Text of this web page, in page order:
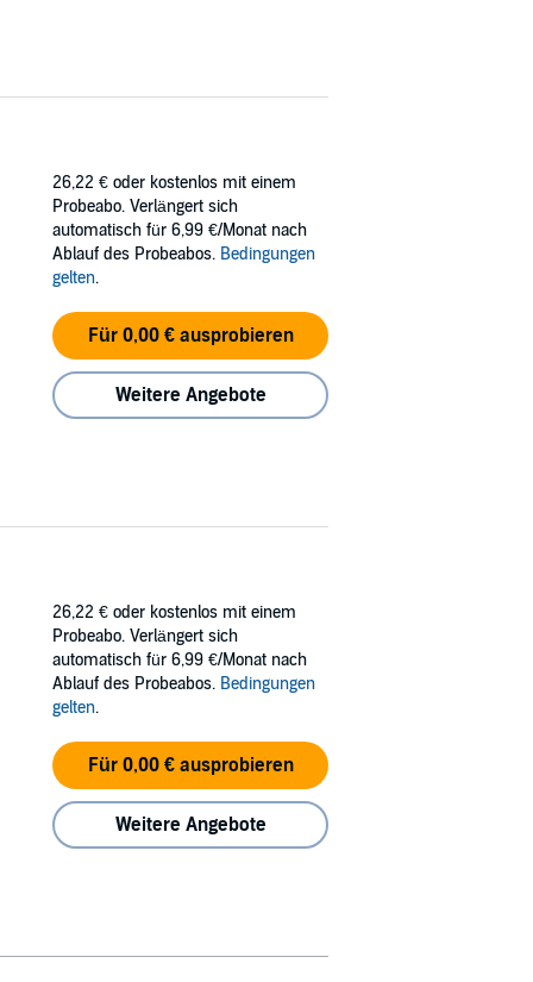
26,22 € oder kostenlos mit einem
Probeabo. Verlängert sich
automatisch für 6,99 €/Monat nach
Ablauf des Probeabos. Bedingungen
gelten.
Für 0,00 € ausprobieren
Weitere Angebote
26,22 € oder kostenlos mit einem
Probeabo. Verlängert sich
automatisch für 6,99 €/Monat nach
Ablauf des Probeabos. Bedingungen
gelten.
Für 0,00 € ausprobieren
Weitere Angebote